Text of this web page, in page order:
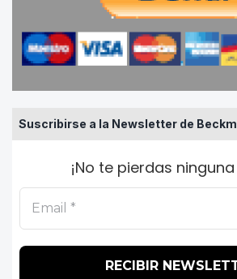
Suscribirse a la Newsletter de
¡No te pierdas